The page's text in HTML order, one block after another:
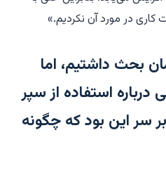
کاری در مورد آن نکردیم.»
بحث داشتیم، اما
استفاده از سپر
سر این بود که چگونه